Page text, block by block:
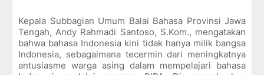
Kepala Subbagian Umum Balai Bahasa Provinsi Jawa
Tengah, Andy Rahmadi Santoso, S.Kom., mengatakan
bahwa bahasa Indonesia kini tidak hanya milik bangsa
Indonesia, sebagaimana tecermin dari meningkatnya
antusiasme warga asing dalam mempelajari bahasa